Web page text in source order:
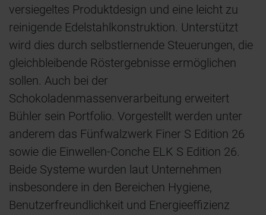
versiegeltes Produktdesign und eine leicht zu
reinigende Edelstahlkonstruktion. Unterstützt
wird dies durch selbstlernende Steuerungen, die
gleichbleibende Röstergebnisse ermöglichen
sollen. Auch bei der
Schokoladenmassenverarbeitung erweitert
Bühler sein Portfolio. Vorgestellt werden unter
anderem das Fünfwalzwerk Finer S Edition 26
sowie die Einwellen-Conche ELK S Edition 26.
Beide Systeme wurden laut Unternehmen
insbesondere in den Bereichen Hygiene,
Benutzerfreundlichkeit und Energieeffizienz